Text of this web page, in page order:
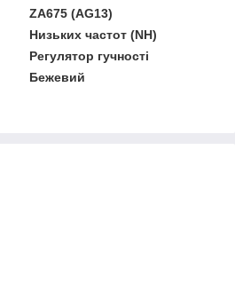
ZA675 (AG13)
Низьких частот (NH)
Регулятор гучності
Бежевий